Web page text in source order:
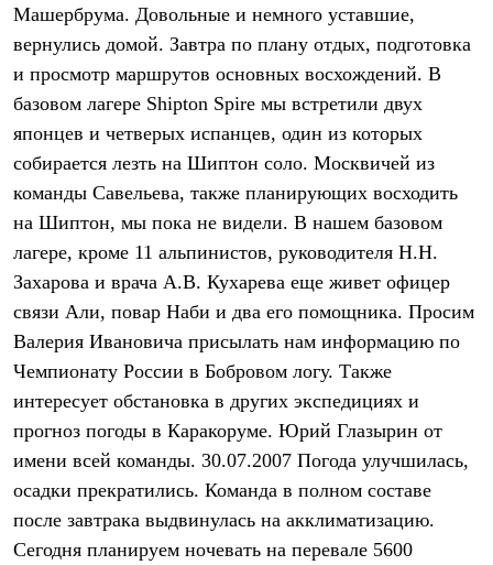
Пуховые
Комбинированные
С синтетическим утеплителем
Аксессуары для спальников
Сумки и баулы
Баулы
Кошельки
Сумки
Гермомешки
Полезные аксессуары
Книги
Коврики
Обувь
Женская обувь
Сапоги
Ботинки
Мужская обувь
Кроссовки
Сапоги
Гамаши и бахилы
Гамаши
Бахилы
Чуни
Машербрума. Довольные и немного уставшие,
вернулись домой. Завтра по плану отдых, подготовка
и просмотр маршрутов основных восхождений. В
базовом лагере Shipton Spire мы встретили двух
японцев и четверых испанцев, один из которых
собирается лезть на Шиптон соло. Москвичей из
команды Савельева, также планирующих восходить
на Шиптон, мы пока не видели. В нашем базовом
лагере, кроме 11 альпинистов, руководителя Н.Н.
Захарова и врача А.В. Кухарева еще живет офицер
связи Али, повар Наби и два его помощника. Просим
Валерия Ивановича присылать нам информацию по
Чемпионату России в Бобровом логу. Также
интересует обстановка в других экспедициях и
прогноз погоды в Каракоруме. Юрий Глазырин от
имени всей команды. 30.07.2007 Погода улучшилась,
осадки прекратились. Команда в полном составе
после завтрака выдвинулась на акклиматизацию.
Сегодня планируем ночевать на перевале 5600